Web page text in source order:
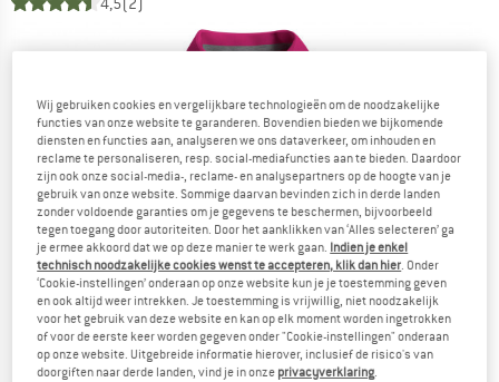
Wij gebruiken cookies en vergelijkbare technologieën om de noodzakelijke
functies van onze website te garanderen. Bovendien bieden we bijkomende
diensten en functies aan, analyseren we ons dataverkeer, om inhouden en
reclame te personaliseren, resp. social-mediafuncties aan te bieden. Daardoor
zijn ook onze social-media-, reclame- en analysepartners op de hoogte van je
gebruik van onze website. Sommige daarvan bevinden zich in derde landen
zonder voldoende garanties om je gegevens te beschermen, bijvoorbeeld
tegen toegang door autoriteiten. Door het aanklikken van ‘Alles selecteren’ ga
je ermee akkoord dat we op deze manier te werk gaan. Indien je enkel
technisch noodzakelijke cookies wenst te accepteren, klik dan hier. Onder
‘Cookie-instellingen’ onderaan op onze website kun je je toestemming geven
en ook altijd weer intrekken. Je toestemming is vrijwillig, niet noodzakelijk
voor het gebruik van deze website en kan op elk moment worden ingetrokken
of voor de eerste keer worden gegeven onder "Cookie-instellingen" onderaan
op onze website. Uitgebreide informatie hierover, inclusief de risico's van
doorgiften naar derde landen, vind je in onze privacyverklaring.